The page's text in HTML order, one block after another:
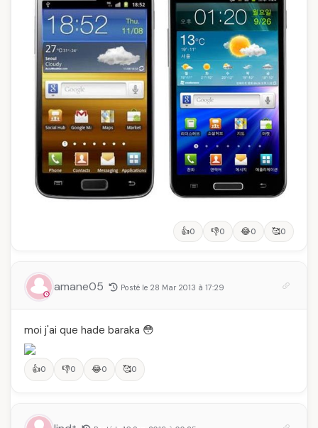
👍0 👎0 😂0 🥰0
amane05 Posté le 28 Mar 2013 à 17:29
moi j'ai que hade baraka 😳
👍0 👎0 😂0 🥰0